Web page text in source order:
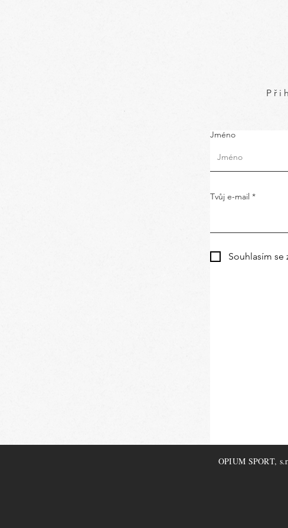
Jméno
Tvůj e-mail
Souhlasím
OPIUM SPORT,